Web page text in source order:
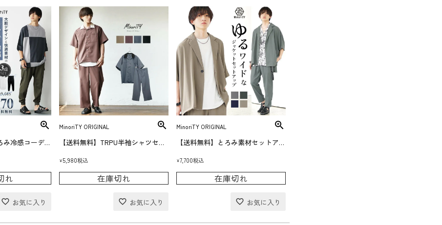
【モデル買い】とろみ冷感コーデセット(送料無料)
れ
MinoriTY ORIGINAL
【送料無料】TRPU半袖シャツセットアップ
¥5,980税込
在庫切れ
MinoriTY ORIGINAL
【送料無料】とろみ素材セットアップ
¥7,700税込
在庫切れ